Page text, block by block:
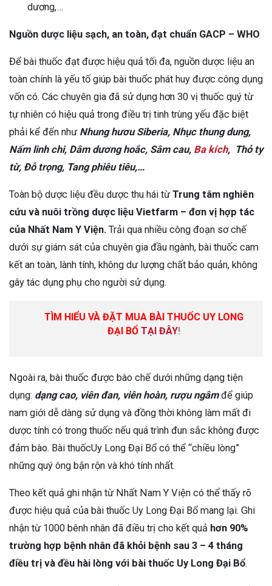
dương,…
Nguồn dược liệu sạch, an toàn, đạt chuẩn GACP – WHO
Để bài thuốc đạt được hiệu quả tối đa, nguồn dược liệu an
toàn chính là yếu tố giúp bài thuốc phát huy được công dụng
vốn có. Các chuyên gia đã sử dụng hơn 30 vị thuốc quý từ
tự nhiên có hiệu quả trong điều trị tinh trùng yếu đặc biệt
phải kể đến như Nhung hươu Siberia, Nhục thung dung,
Nấm linh chi, Dâm dương hoắc, Sâm cau, Ba kích, Thỏ ty
từ, Đỗ trọng, Tang phiêu tiêu,…
Toàn bộ dược liệu đều dược thu hái từTrung tâm nghiên
cứu và nuôi trồng dược liệu Vietfarm – đơn vị hợp tác
của Nhất Nam Y Viện. Trải qua nhiều công đoạn sơ chế
dưới sự giám sát của chuyên gia đầu ngành, bài thuốc cam
kết an toàn, lành tính, không dư lượng chất bảo quản, không
gây tác dụng phụ cho người sử dụng.
TÌM HIỂU VÀ ĐẶT MUA BÀI THUỐC UY LONG
ĐẠI BỔ TẠI ĐÂY!
Ngoài ra, bài thuốc được bào chế dưới những dạng tiện
dụng: dạng cao, viên đan, viên hoàn, rượu ngâmđể giúp
nam giới dễ dàng sử dụng và đồng thời không làm mất đi
dược tính có trong thuốc nếu quá trình đun sắc không được
đảm bào. Bài thuốcUy Long Đại Bổ có thể “chiều lòng”
những quý ông bận rộn và khó tính nhất.
Theo kết quả ghi nhận từ Nhất Nam Y Viện có thể thấy rõ
được hiệu quả của bài thuốc Uy Long Đại Bổ mang lại. Ghi
nhận từ 1000 bênh nhân đã điều trị cho kết quả hơn 90%
trường hợp bệnh nhân đã khỏi bệnh sau 3 – 4 tháng
điều trị và đều hài lòng với bài thuốc Uy Long Đại Bổ.